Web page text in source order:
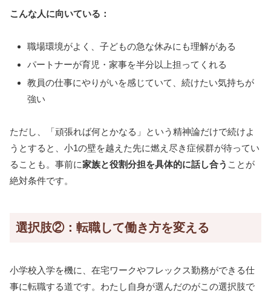
こんな人に向いている：
職場環境がよく、子どもの急な休みにも理解がある
パートナーが育児・家事を半分以上担ってくれる
教員の仕事にやりがいを感じていて、続けたい気持ちが
強い
ただし、「頑張れば何とかなる」という精神論だけで続けよ
うとすると、小1の壁を越えた先に燃え尽き症候群が待ってい
ることも。事前に家族と役割分担を具体的に話し合う ことが
絶対条件です。
選択肢②：転職して働き方を変える
小学校入学を機に、在宅ワークやフレックス勤務ができる仕
事に転職する道です。わたし自身が選んだのがこの選択肢で